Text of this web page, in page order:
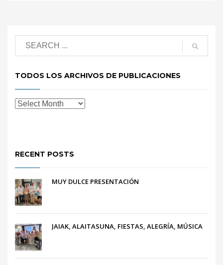
TODOS LOS ARCHIVOS DE PUBLICACIONES
RECENT POSTS
MUY DULCE PRESENTACIÓN
JAIAK, ALAITASUNA, FIESTAS, ALEGRÍA, MÚSICA